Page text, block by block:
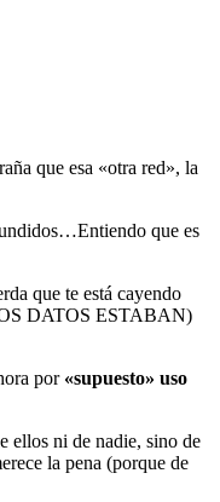
que esa «otra red», la
que es
que te está cayendo
DATOS ESTABAN)
por «supuesto» uso
ellos ni de nadie, sino de
la pena (porque de